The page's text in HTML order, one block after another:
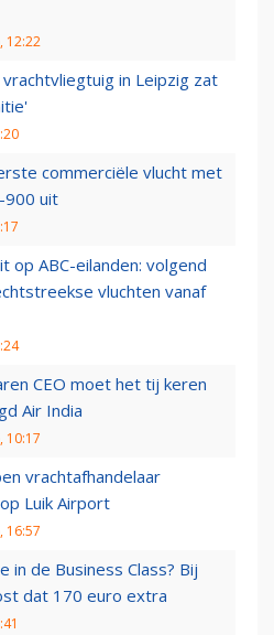
12:22
in Leipzig zat
commerciële vlucht met
900 uit
op ABC-eilanden: volgend
vluchten vanaf
CEO moet het tij keren
Air India
10:17
vrachtafhandelaar
Luik Airport
16:57
in de Business Class? Bij
dat 170 euro extra